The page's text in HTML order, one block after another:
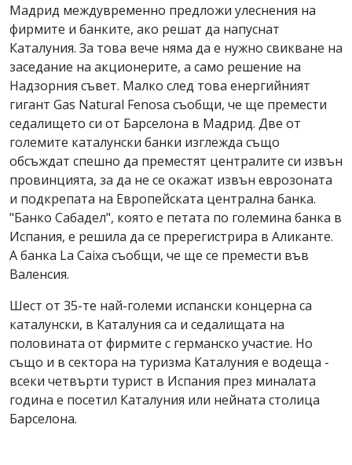
Мадрид междувременно предложи улеснения на
фирмите и банките, ако решат да напуснат
Каталуния. За това вече няма да е нужно свикване на
заседание на акционерите, а само решение на
Надзорния съвет. Малко след това енергийният
гигант Gas Natural Fenosa съобщи, че ще премести
седалището си от Барселона в Мадрид. Две от
големите каталунски банки изглежда също
обсъждат спешно да преместят централите си извън
провинцията, за да не се окажат извън еврозоната
и подкрепата на Европейската централна банка.
"Банко Сабадел", която е петата по големина банка в
Испания, е решила да се пререгистрира в Аликанте.
А банка La Caixa съобщи, че ще се премести във
Валенсия.
Шест от 35-те най-големи испански концерна са
каталунски, в Каталуния са и седалищата на
половината от фирмите с германско участие. Но
също и в сектора на туризма Каталуния е водеща -
всеки четвърти турист в Испания през миналата
година е посетил Каталуния или нейната столица
Барселона.